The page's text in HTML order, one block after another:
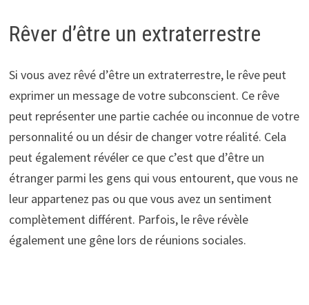
Rêver d’être un extraterrestre
Si vous avez rêvé d’être un extraterrestre, le rêve peut
exprimer un message de votre subconscient. Ce rêve
peut représenter une partie cachée ou inconnue de votre
personnalité ou un désir de changer votre réalité. Cela
peut également révéler ce que c’est que d’être un
étranger parmi les gens qui vous entourent, que vous ne
leur appartenez pas ou que vous avez un sentiment
complètement différent. Parfois, le rêve révèle
également une gêne lors de réunions sociales.